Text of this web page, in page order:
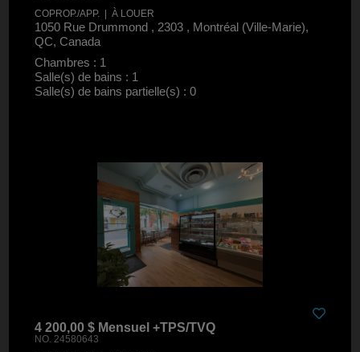
COPROP./APP. | À LOUER
1050 Rue Drummond , 2303 , Montréal (Ville-Marie),
QC, Canada
Chambres : 1
Salle(s) de bains : 1
Salle(s) de bains partielle(s) : 0
4 200,00 $ Mensuel +TPS/TVQ
NO. 24580643